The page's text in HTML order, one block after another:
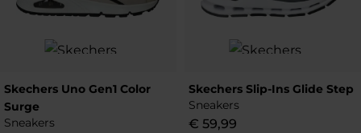
Skechers Uno Gen1 Color
Surge
Sneakers
Skechers Slip-Ins Glide Step
Sneakers
€ 59,99